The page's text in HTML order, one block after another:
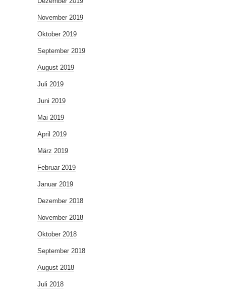
November 2019
Oktober 2019
September 2019
August 2019
Juli 2019
Juni 2019
Mai 2019
April 2019
März 2019
Februar 2019
Januar 2019
Dezember 2018
November 2018
Oktober 2018
September 2018
August 2018
Juli 2018